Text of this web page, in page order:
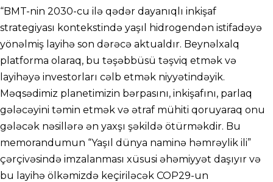
“BMT-nin 2030-cu ilə qədər dayanıqlı inkişaf
strategiyası kontekstində yaşıl hidrogendən istifadəyə
yönəlmiş layihə son dərəcə aktualdır. Beynəlxalq
platforma olaraq, bu təşəbbüsü təşviq etmək və
layihəyə investorları cəlb etmək niyyətindəyik.
Məqsədimiz planetimizin bərpasını, inkişafını, parlaq
gələcəyini təmin etmək və ətraf mühiti qoruyaraq onu
gələcək nəsillərə ən yaxşı şəkildə ötürməkdir. Bu
memorandumun “Yaşıl dünya naminə həmrəylik ili”
çərçivəsində imzalanması xüsusi əhəmiyyət daşıyır və
bu layihə ölkəmizdə keçiriləcək COP29-un